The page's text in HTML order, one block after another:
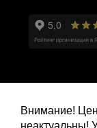
Внимание!
неактуальны!